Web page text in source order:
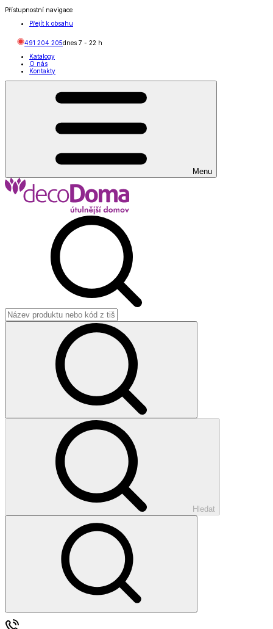
Přístupnostní navigace
Přejít k obsahu
491 204 205dnes 7 - 22 h
Katalogy
O nás
Kontakty
Menu
Hledat